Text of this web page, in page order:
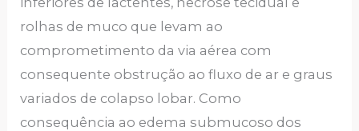
rolhas de muco que levam ao
comprometimento da via aérea com
consequente obstrução ao fluxo de ar e graus
variados de colapso lobar. Como
consequência ao edema submucoso dos